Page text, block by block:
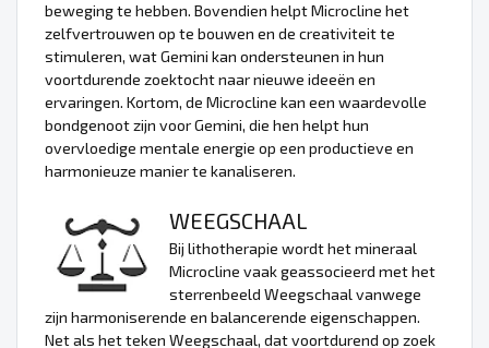
beweging te hebben. Bovendien helpt Microcline het
zelfvertrouwen op te bouwen en de creativiteit te
stimuleren, wat Gemini kan ondersteunen in hun
voortdurende zoektocht naar nieuwe ideeën en
ervaringen. Kortom, de Microcline kan een waardevolle
bondgenoot zijn voor Gemini, die hen helpt hun
overvloedige mentale energie op een productieve en
harmonieuze manier te kanaliseren.
WEEGSCHAAL
Bij lithotherapie wordt het mineraal
Microcline vaak geassocieerd met het
sterrenbeeld Weegschaal vanwege
zijn harmoniserende en balancerende eigenschappen.
Net als het teken Weegschaal, dat voortdurend op zoek